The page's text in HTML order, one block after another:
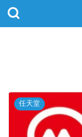
任天堂